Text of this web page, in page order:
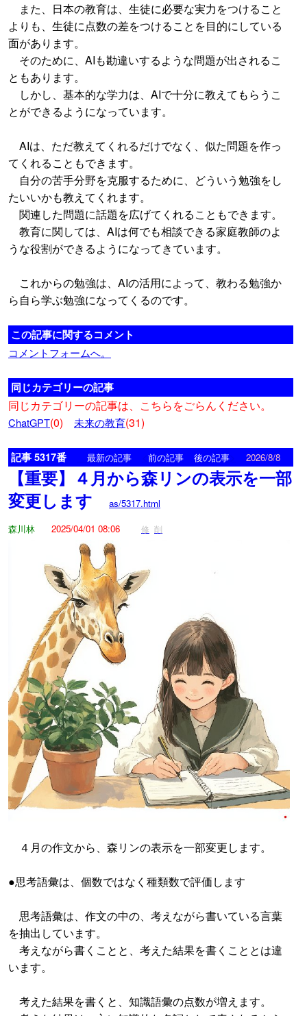
また、日本の教育は、生徒に必要な実力をつけること
よりも、生徒に点数の差をつけることを目的にしている
面があります。
そのために、AIも勘違いするような問題が出されるこ
ともあります。
しかし、基本的な学力は、AIで十分に教えてもらうこ
とができるようになっています。
AIは、ただ教えてくれるだけでなく、似た問題を作っ
てくれることもできます。
自分の苦手分野を克服するために、どういう勉強をし
たいいかも教えてくれます。
関連した問題に話題を広げてくれることもできます。
教育に関しては、AIは何でも相談できる家庭教師のよ
うな役割ができるようになってきています。
これからの勉強は、AIの活用によって、教わる勉強か
ら自ら学ぶ勉強になってくるのです。
この記事に関するコメント
コメントフォームへ。
同じカテゴリーの記事
同じカテゴリーの記事は、こちらをごらんください。
ChatGPT(0) 未来の教育(31)
記事 5317番 最新の記事 前の記事 後の記事 2026/8/8
【重要】４月から森リンの表示を一部
変更します
as/5317.html
森川林
2025/04/01 08:06 修 削
４月の作文から、森リンの表示を一部変更します。
●思考語彙は、個数ではなく種類数で評価します
思考語彙は、作文の中の、考えながら書いている言葉
を抽出しています。
考えながら書くことと、考えた結果を書くこととは違
います。
考えた結果を書くと、知識語彙の点数が増えます。